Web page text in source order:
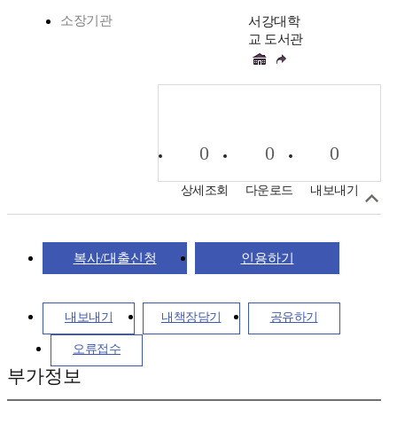
소장기관
서강대학
교 도서관
0
상세조회
0
다운로드
0
내보내기
복사/대출신청 인용하기
내보내기 내책장담기 공유하기
오류접수
부가정보